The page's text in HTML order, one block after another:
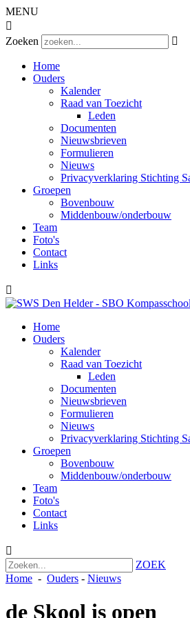
MENU

Zoeken

Home
Ouders
Kalender
Raad van Toezicht
Leden
Documenten
Nieuwsbrieven
Formulieren
Nieuws
Privacyverklaring Stichting
Groepen
Bovenbouw
Middenbouw/onderbouw
Team
Foto's
Contact
Links

Home
Ouders
Kalender
Raad van Toezicht
Leden
Documenten
Nieuwsbrieven
Formulieren
Nieuws
Privacyverklaring Stichting
Groepen
Bovenbouw
Middenbouw/onderbouw
Team
Foto's
Contact
Links

ZOEK
Home - Ouders - Nieuws
de Skool is open